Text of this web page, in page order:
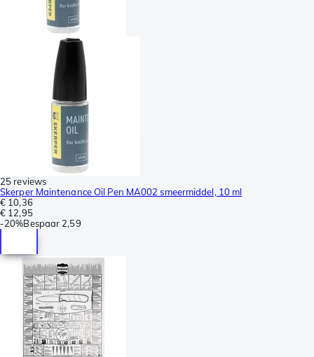
25 reviews
Skerper Maintenance Oil Pen MA002 smeermiddel, 10 ml
€ 10,36
€ 12,95
-20%Bespaar 2,59